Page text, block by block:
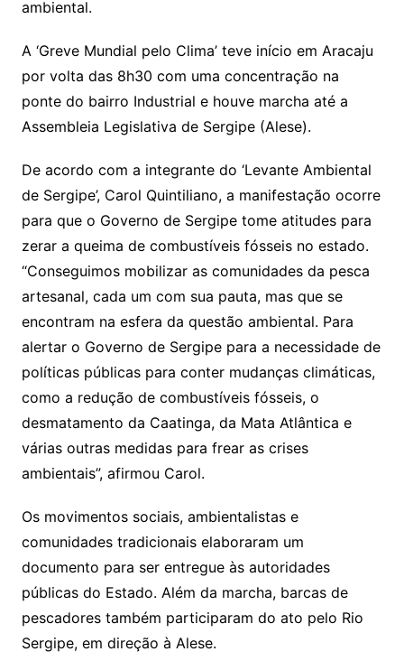
ambiental.
A ‘Greve Mundial pelo Clima’ teve início em Aracaju
por volta das 8h30 com uma concentração na
ponte do bairro Industrial e houve marcha até a
Assembleia Legislativa de Sergipe (Alese).
De acordo com a integrante do ‘Levante Ambiental
de Sergipe’, Carol Quintiliano, a manifestação ocorre
para que o Governo de Sergipe tome atitudes para
zerar a queima de combustíveis fósseis no estado.
“Conseguimos mobilizar as comunidades da pesca
artesanal, cada um com sua pauta, mas que se
encontram na esfera da questão ambiental. Para
alertar o Governo de Sergipe para a necessidade de
políticas públicas para conter mudanças climáticas,
como a redução de combustíveis fósseis, o
desmatamento da Caatinga, da Mata Atlântica e
várias outras medidas para frear as crises
ambientais”, afirmou Carol.
Os movimentos sociais, ambientalistas e
comunidades tradicionais elaboraram um
documento para ser entregue às autoridades
públicas do Estado. Além da marcha, barcas de
pescadores também participaram do ato pelo Rio
Sergipe, em direção à Alese.